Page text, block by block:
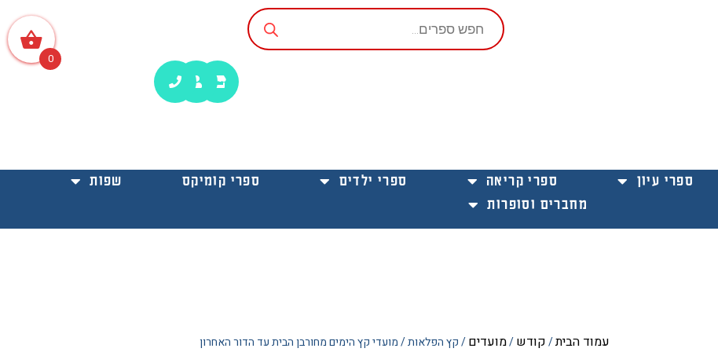
Products
search
ספרי עיון ספרי קריאה ספרי ילדים ספרי קומיקס
שפות
מחברים וסופרות
עמוד הבית/קודש/מועדים/ קץ הפלאות / מועדי קץ הימים מחורבן הבית עד הדור האחרון
0